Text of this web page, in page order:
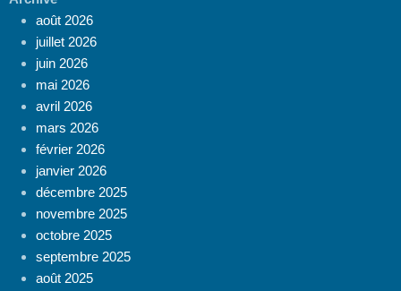
août 2026
juillet 2026
juin 2026
mai 2026
avril 2026
mars 2026
février 2026
janvier 2026
décembre 2025
novembre 2025
octobre 2025
septembre 2025
août 2025